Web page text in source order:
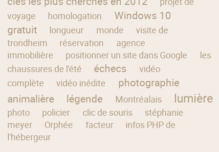
voyage
homologation
Windows 10
gratuit
longueur monde
visite de
trondheim
réservation
agence
immobilière
positionner un site dans Google
les
chaussures de l'été
échecs
vidéo
complète
vidéo inédite
photographie
animalière
légende Montréalais lumière
photo policier clic de souris
stéphanie
meyer
Orphée facteur
infos PHP de
l'hébergeur